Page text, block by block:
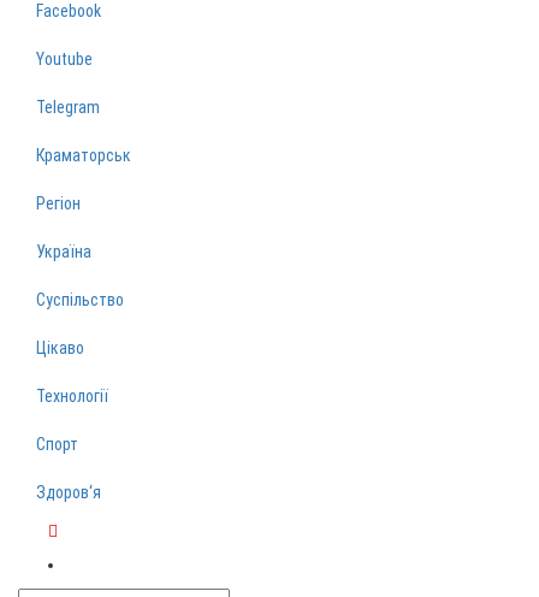
Facebook
Youtube
Telegram
Краматорськ
Регіон
Україна
Суспільство
Цікаво
Технології
Спорт
Здоров‘я